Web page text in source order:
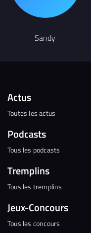
Sandy
Actus
Toutes les actus
Podcasts
Tous les podcasts
Tremplins
Tous les tremplins
Jeux-Concours
Tous les concours